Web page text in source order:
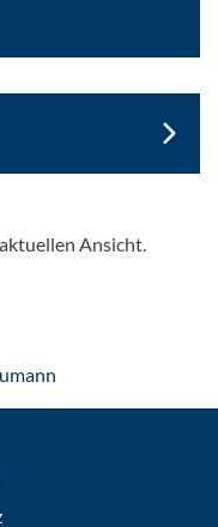
Ansicht.
: Per E-Mail